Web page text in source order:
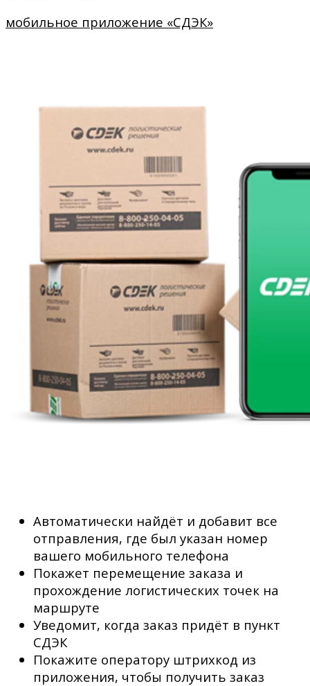
мобильное приложение «СДЭК»
Автоматически найдёт и добавит все
отправления, где был указан номер
вашего мобильного телефона
Покажет перемещение заказа и
прохождение логистических точек на
маршруте
Уведомит, когда заказ придёт в пункт
СДЭК
Покажите оператору штрихкод из
приложения, чтобы получить заказ